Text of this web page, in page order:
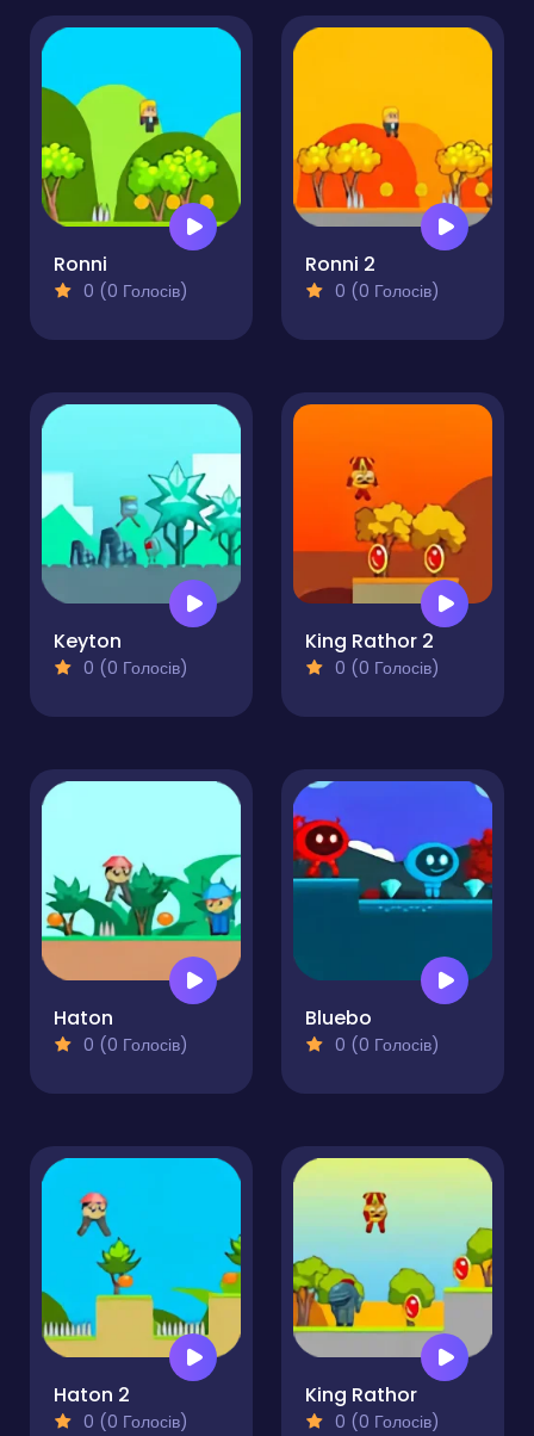
Ronni
0 (0 Голосів)
Ronni 2
0 (0 Голосів)
Keyton
0 (0 Голосів)
King Rathor 2
0 (0 Голосів)
Haton
0 (0 Голосів)
Bluebo
0 (0 Голосів)
Haton 2
0 (0 Голосів)
King Rathor
0 (0 Голосів)